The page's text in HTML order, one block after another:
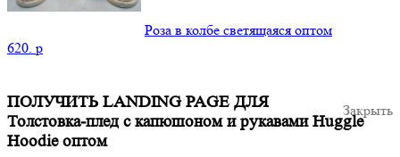
Роза в колбе светящаяся оптом
620. p
Закрыть
ПОЛУЧИТЬ LANDING PAGE ДЛЯ
Толстовка-плед с капюшоном и рукавами Huggle
Hoodie оптом